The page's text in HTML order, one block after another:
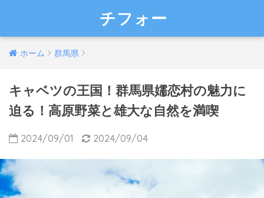
チフォー
ホーム 群馬県
キャベツの王国！群馬県嬬恋村の魅力に
迫る！高原野菜と雄大な自然を満喫
2024/09/01 2024/09/04